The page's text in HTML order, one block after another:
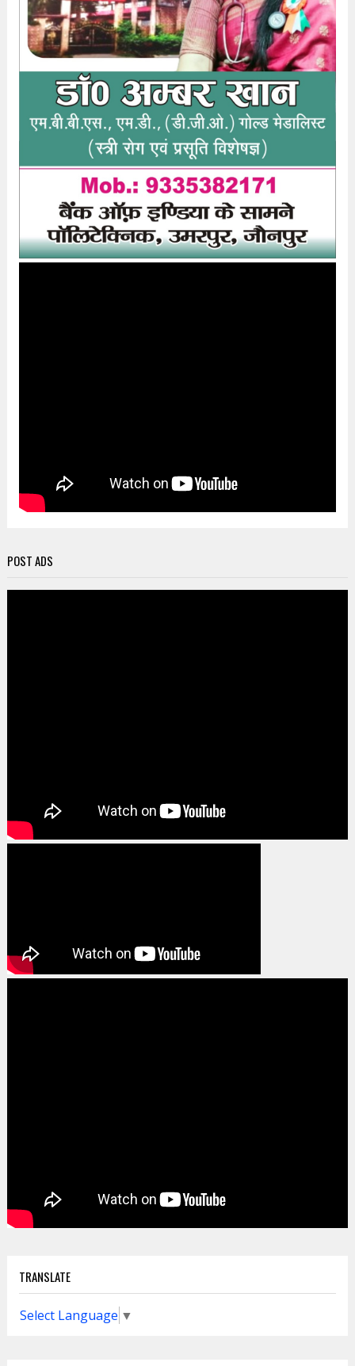
POST ADS
TRANSLATE
Select Language ▼